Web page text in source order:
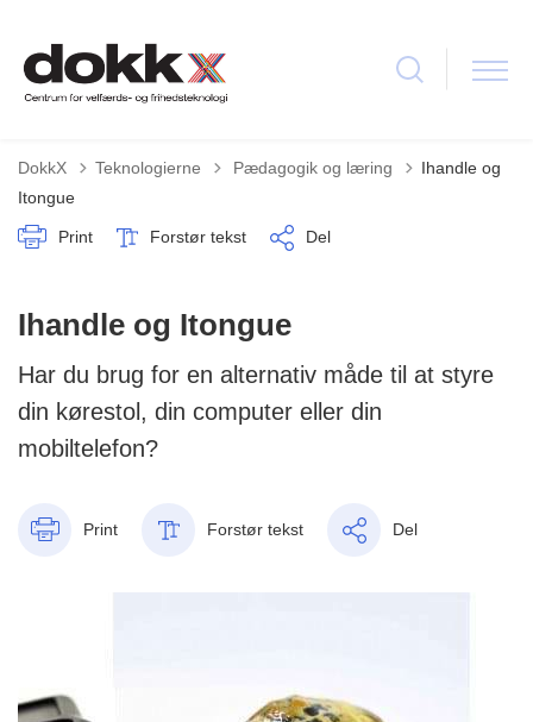
DokkX Teknologierne Tilbage til
Pædagogik og læring
Ihandle og
Itongue
Print Forstør tekst Del
Ihandle og Itongue
Har du brug for en alternativ måde til at styre
din kørestol, din computer eller din
mobiltelefon?
Print Forstør tekst Del